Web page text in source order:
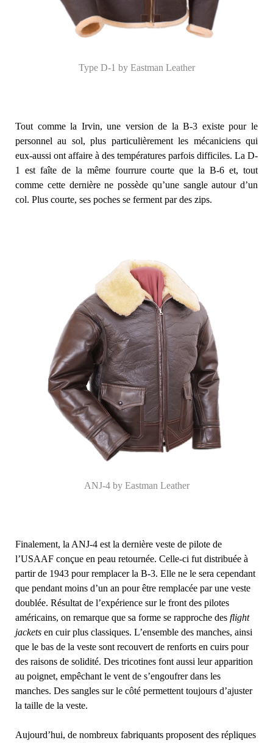
Type D-1 by Eastman Leather
Tout comme la Irvin, une version de la B-3 existe pour le
personnel au sol, plus particulièrement les mécaniciens qui
eux-aussi ont affaire à des températures parfois difficiles. La D-
1 est faîte de la même fourrure courte que la B-6 et, tout
comme cette dernière ne possède qu’une sangle autour d’un
col. Plus courte, ses poches se ferment par des zips.
ANJ-4 by Eastman Leather
Finalement, la ANJ-4 est la dernière veste de pilote de
l’USAAF conçue en peau retournée. Celle-ci fut distribuée à
partir de 1943 pour remplacer la B-3. Elle ne le sera cependant
que pendant moins d’un an pour être remplacée par une veste
doublée. Résultat de l’expérience sur le front des pilotes
américains, on remarque que sa forme se rapproche des flight
jackets en cuir plus classiques. L’ensemble des manches, ainsi
que le bas de la veste sont recouvert de renforts en cuirs pour
des raisons de solidité. Des tricotines font aussi leur apparition
au poignet, empêchant le vent de s’engoufrer dans les
manches. Des sangles sur le côté permettent toujours d’ajuster
la taille de la veste.
Aujourd’hui, de nombreux fabriquants proposent des répliques